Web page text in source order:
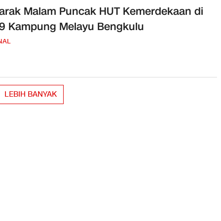
Malam Puncak HUT Kemerdekaan di
Kampung Melayu Bengkulu
LEBIH BANYAK